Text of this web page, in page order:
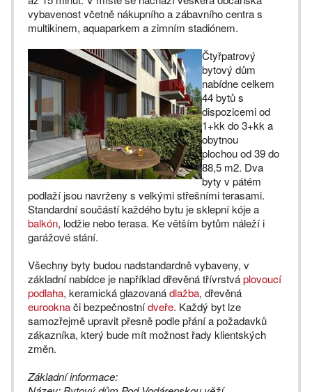
vybavenost včetně nákupního a zábavního centra s
multikinem, aquaparkem a zimním stadiónem.
Čtyřpatrový
bytový dům
nabídne celkem
44 bytů s
dispozicemi od
1+kk do 3+kk a
obytnou
plochou od 39 do
88,5 m2. Dva
byty v pátém
podlaží jsou navrženy s velkými střešními terasami.
Standardní součástí každého bytu je sklepní kóje a
balkón, lodžie nebo terasa. Ke větším bytům náleží i
garážové stání.
Všechny byty budou nadstandardně vybaveny, v
základní nabídce je například dřevěná třívrstváplovoucí
podlaha, keramická glazovanádlažba, dřevěná
eurooknači bezpečnostnídveře. Každý byt lze
samozřejmě upravit přesně podle přání a požadavků
zákazníka, který bude mít možnost řady klientských
změn.
Základní informace: